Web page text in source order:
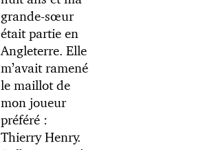
grande-sœur
était partie en
Angleterre. Elle
m’avait ramené
le maillot de
mon joueur
préféré :
Thierry Henry.